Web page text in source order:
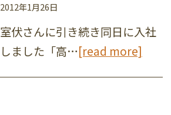
2012年1月26日
室伏さんに引き続き同日に入社
しました「高…[read more]